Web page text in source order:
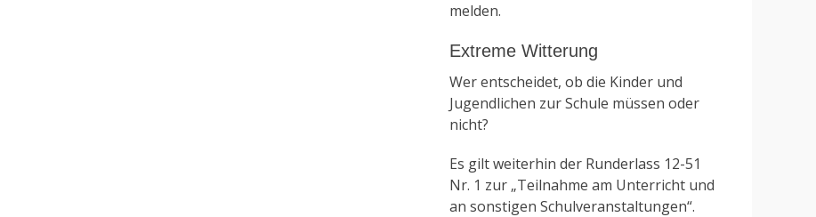
melden.
Extreme Witterung
Wer entscheidet, ob die Kinder und
Jugendlichen zur Schule müssen oder
nicht?
Es gilt weiterhin der Runderlass 12-51
Nr. 1 zur „Teilnahme am Unterricht und
an sonstigen Schulveranstaltungen“.